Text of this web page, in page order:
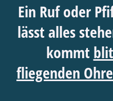
Ein Ruf oder
lässt alles
kommt
fliegenden